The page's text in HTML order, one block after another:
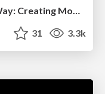
Helping Users Find Their Own Way: Creating Modern Search Experiences
31 3.3k